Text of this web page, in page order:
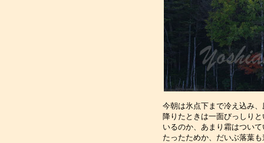
今朝は氷点下まで冷え込み
降りたときは一面びっしり
いるのか、あまり霜はつい
たったためか、だいぶ落葉